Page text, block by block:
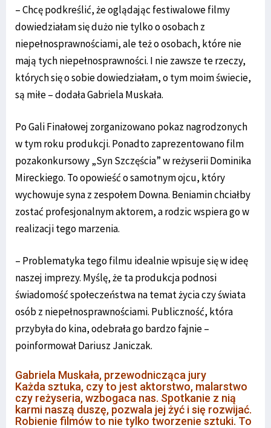
– Chcę podkreślić, że oglądając festiwalowe filmy
dowiedziałam się dużo nie tylko o osobach z
niepełnosprawnościami, ale też o osobach, które nie
mają tych niepełnosprawności. I nie zawsze te rzeczy,
których się o sobie dowiedziałam, o tym moim świecie,
są miłe – dodała Gabriela Muskała.
Po Gali Finałowej zorganizowano pokaz nagrodzonych
w tym roku produkcji. Ponadto zaprezentowano film
pozakonkursowy „Syn Szczęścia” w reżyserii Dominika
Mireckiego. To opowieść o samotnym ojcu, który
wychowuje syna z zespołem Downa. Beniamin chciałby
zostać profesjonalnym aktorem, a rodzic wspiera go w
realizacji tego marzenia.
– Problematyka tego filmu idealnie wpisuje się w ideę
naszej imprezy. Myślę, że ta produkcja podnosi
świadomość społeczeństwa na temat życia czy świata
osób z niepełnosprawnościami. Publiczność, która
przybyła do kina, odebrała go bardzo fajnie –
poinformował Dariusz Janiczak.
Gabriela Muskała, przewodnicząca jury
Każda sztuka, czy to jest aktorstwo, malarstwo
czy reżyseria, wzbogaca nas. Spotkanie z nią
karmi naszą duszę, pozwala jej żyć i się rozwijać.
Robienie filmów to nie tylko tworzenie sztuki. To